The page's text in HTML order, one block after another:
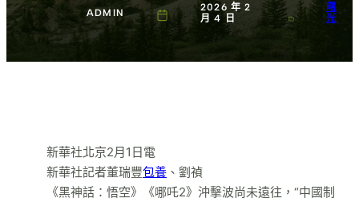
ADMIN
2026 年 2
月 4 日
曙
光
新華社北京2月1日電
新華社記者董瑞豐包養 、劉禎
《黑神話：悟空》《哪吒2》沖擊波尚未遠往，“中國制